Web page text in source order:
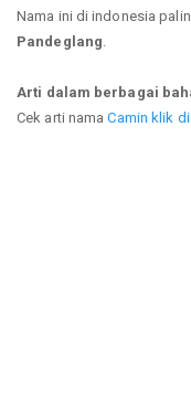
Nama ini di indonesia
Pandeglang
Arti dalam berbagai
Cek arti namaCamin klik